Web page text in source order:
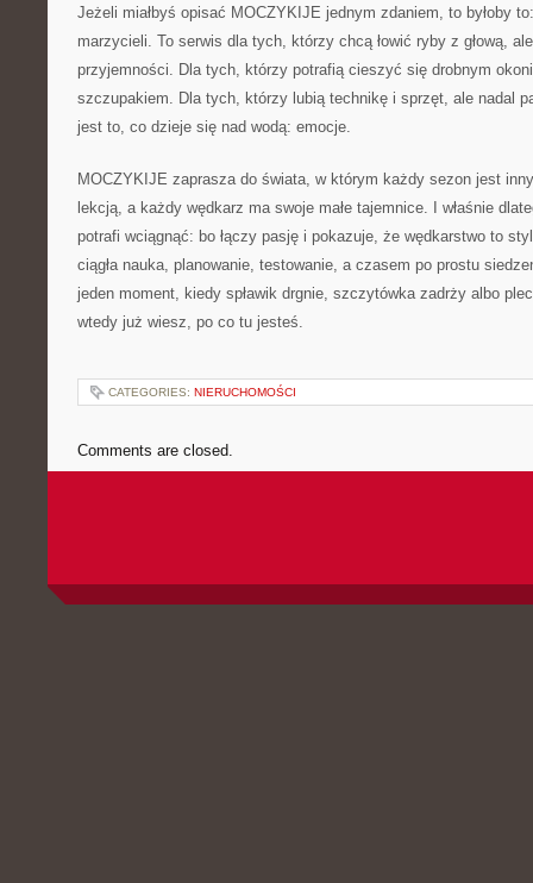
Jeżeli miałbyś opisać MOCZYKIJE jednym zdaniem, to byłoby
marzycieli. To serwis dla tych, którzy chcą łowić ryby z głową,
przyjemności. Dla tych, którzy potrafią cieszyć się drobnym
szczupakiem. Dla tych, którzy lubią technikę i sprzęt, ale nadal
jest to, co dzieje się nad wodą: emocje.
MOCZYKIJE zaprasza do świata, w którym każdy sezon jest
lekcją, a każdy wędkarz ma swoje małe tajemnice. I właśnie
potrafi wciągnąć: bo łączy pasję i pokazuje, że wędkarstwo to
ciągła nauka, planowanie, testowanie, a czasem po prostu
jeden moment, kiedy spławik drgnie, szczytówka zadrży albo
wtedy już wiesz, po co tu jesteś.
CATEGORIES: NIERUCHOMOŚCI
Comments are closed.